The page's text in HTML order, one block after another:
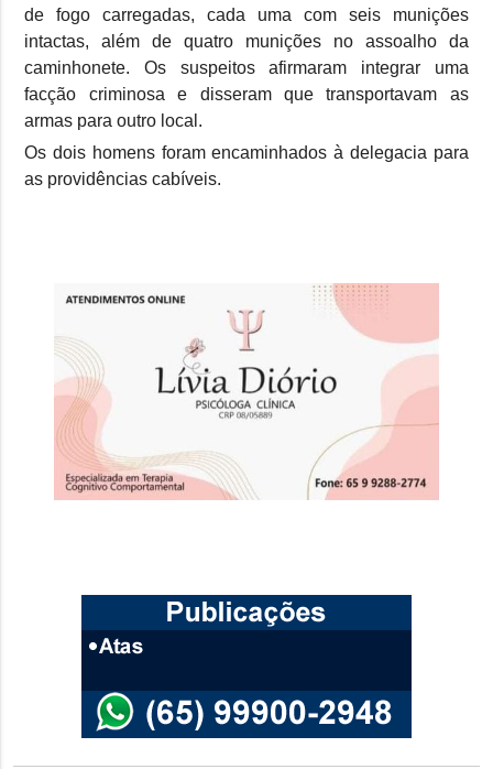
de fogo carregadas, cada uma com seis munições
intactas, além de quatro munições no assoalho da
caminhonete. Os suspeitos afirmaram integrar uma
facção criminosa e disseram que transportavam as
armas para outro local.
Os dois homens foram encaminhados à delegacia para
as providências cabíveis.